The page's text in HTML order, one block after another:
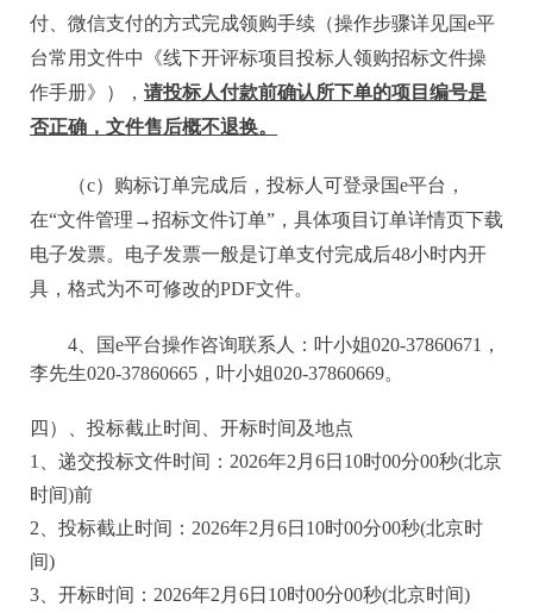
付、微信支付的方式完成领购手续（操作步骤详见国e平
台常用文件中《线下开评标项目投标人领购招标文件操
作手册》）， 请投标人付款前确认所下单的项目编号是
否正确，文件售后概不退换。
（c）购标订单完成后，投标人可登录国e平台，
在“文件管理→招标文件订单”，具体项目订单详情页下载
电子发票。电子发票一般是订单支付完成后48小时内开
具，格式为不可修改的PDF文件。
4、国e平台操作咨询联系人：叶小姐020-37860671，
李先生020-37860665，叶小姐020-37860669。
四）
、投标截止时间、开标时间及地点
1、递交投标文件时间： 2026年2 月 6日 10时00分00秒(北京
时间)前
2、投标截止时间： 2026年2 月 6日 10时00分00秒(北京时
间)
3、开标时间： 2026年2月6日 10时00分00秒(北京时间)